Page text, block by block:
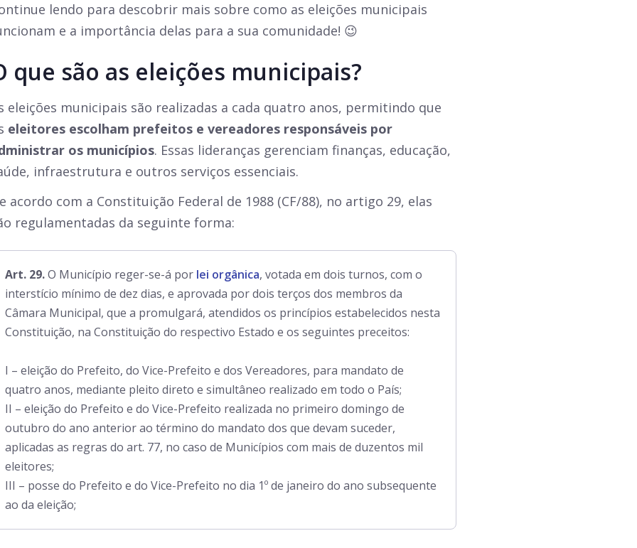
lendo para descobrir mais sobre como as eleições municipais
e a importância delas para a sua comunidade! 😉
que são as eleições municipais?
eleições municipais são realizadas a cada quatro anos, permitindo que
eleitores escolham prefeitos e vereadores responsáveis por
os municípios. Essas lideranças gerenciam finanças, educação,
infraestrutura e outros serviços essenciais.
acordo com a Constituição Federal de 1988 (CF/88), no artigo 29, elas
regulamentadas da seguinte forma:
Art. 29.O Município reger-se-á por lei orgânica, votada em dois turnos, com o
interstício mínimo de dez dias, e aprovada por dois terços dos membros da
Câmara Municipal, que a promulgará, atendidos os princípios estabelecidos nesta
Constituição, na Constituição do respectivo Estado e os seguintes preceitos:
I – eleição do Prefeito, do Vice-Prefeito e dos Vereadores, para mandato de
quatro anos, mediante pleito direto e simultâneo realizado em todo o País;
II – eleição do Prefeito e do Vice-Prefeito realizada no primeiro domingo de
outubro do ano anterior ao término do mandato dos que devam suceder,
aplicadas as regras do art. 77, no caso de Municípios com mais de duzentos mil
eleitores;
III – posse do Prefeito e do Vice-Prefeito no dia 1º de janeiro do ano subsequente
ao da eleição;